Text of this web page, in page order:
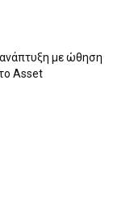
με ώθηση
Asset